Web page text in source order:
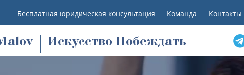
Бесплатная юридическая консультация Команда Контакты
alov Искусство Побеждать